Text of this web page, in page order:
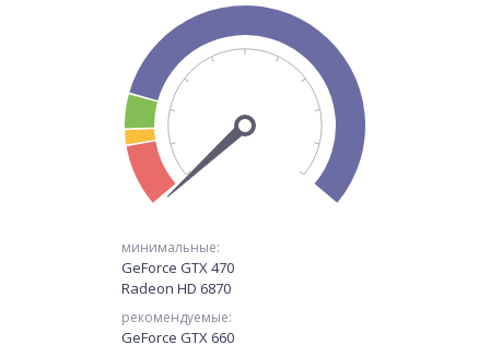
минимальные:
GeForce GTX 470
Radeon HD 6870
рекомендуемые:
GeForce GTX 660